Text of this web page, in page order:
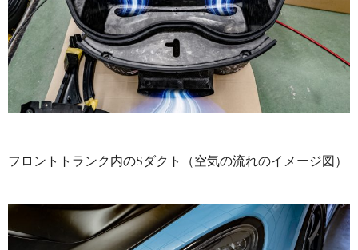
フロントトランク内のSダクト（空気の流れのイメージ図）